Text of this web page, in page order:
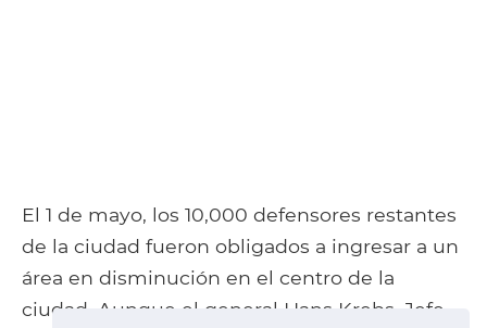
El 1 de mayo, los 10,000 defensores restantes
de la ciudad fueron obligados a ingresar a un
área en disminución en el centro de la
ciudad. Aunque el general Hans Krebs, Jefe